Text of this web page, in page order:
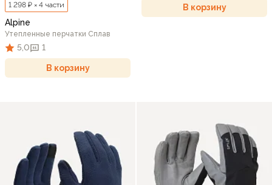
1 298 ₽ × 4 части
Alpine
Утепленные перчатки Сплав
5,0 1
В корзину
В корзину